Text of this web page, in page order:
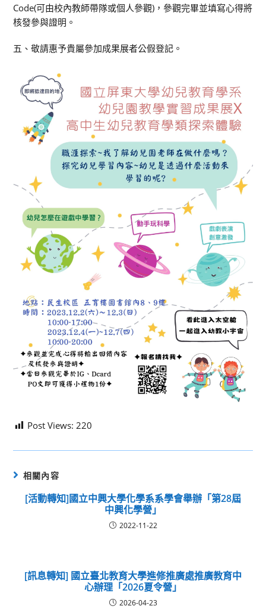
Code(可由校內教師帶隊或個人參觀)，參觀完畢並填寫心得將
核發參與證明。
五、敬請惠予貴屬參加成果展者公假登記。
Post Views: 220
相關內容
[活動轉知]國立中興大學化學系系學會舉辦「第28屆
中興化學營」
2022-11-22
[訊息轉知] 國立臺北教育大學進修推廣處推廣教育中
心辦理「2026夏令營」
2026-04-23